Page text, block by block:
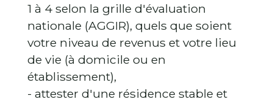
1 à 4 selon la grille d'évaluation
nationale (AGGIR), quels que soient
votre niveau de revenus et votre lieu
de vie (à domicile ou en
établissement),
- attester d'une résidence stable et